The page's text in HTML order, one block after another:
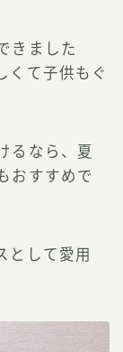
きました
くて子供もぐ
るなら、夏
おすすめで
として愛用